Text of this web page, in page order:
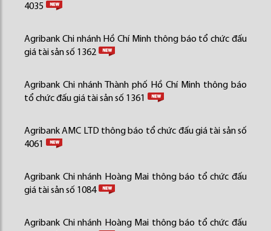
4035
Agribank Chi nhánh Hồ Chí Minh thông báo tổ chức đấu
giá tài sản số 1362
Agribank Chi nhánh Thành phố Hồ Chí Minh thông báo
tổ chức đấu giá tài sản số 1361
Agribank AMC LTD thông báo tổ chức đấu giá tài sản số
4061
Agribank Chi nhánh Hoàng Mai thông báo tổ chức đấu
giá tài sản số 1084
Agribank Chi nhánh Hoàng Mai thông báo tổ chức đấu